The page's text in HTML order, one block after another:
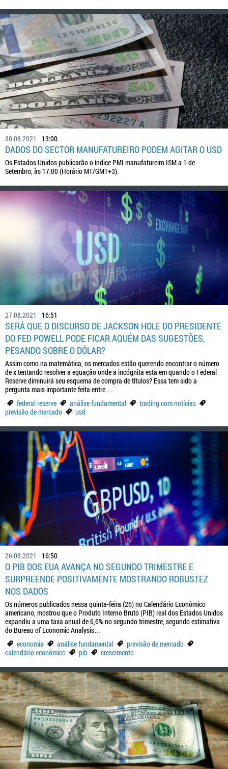
30.08.2021 13:00
DADOS DO SECTOR MANUFATUREIRO PODEM AGITAR O USD
Os Estados Unidos publicarão o índice PMI manufatureiro ISM a 1 de
Setembro, às 17:00 (Horário MT/GMT+3).
27.08.2021 16:51
SERÁ QUE O DISCURSO DE JACKSON HOLE DO PRESIDENTE
DO FED POWELL PODE FICAR AQUÉM DAS SUGESTÕES,
PESANDO SOBRE O DÓLAR?
Assim como na matemática, os mercados estão querendo encontrar o número
de x tentando resolver a equação onde a incógnita esta em quando o Federal
Reserve diminuirá seu esquema de compra de títulos? Essa tem sido a
pergunta mais importante feita entre…
federal reserve
análise fundamental
trading com notícias
previsão de mercado
usd
26.08.2021 16:50
O PIB DOS EUA AVANÇA NO SEGUNDO TRIMESTRE E
SURPREENDE POSITIVAMENTE MOSTRANDO ROBUSTEZ
NOS DADOS
Os números publicados nessa quinta-feira (26) no Calendário Econômico
americano, mostrou que o Produto Interno Bruto (PIB) real dos Estados Unidos
expandiu a uma taxa anual de 6,6% no segundo trimestre, segundo estimativa
do Bureau of Economic Analysis…
economia
análise fundamental
previsão de mercado
calendário econômico
pib crescimento